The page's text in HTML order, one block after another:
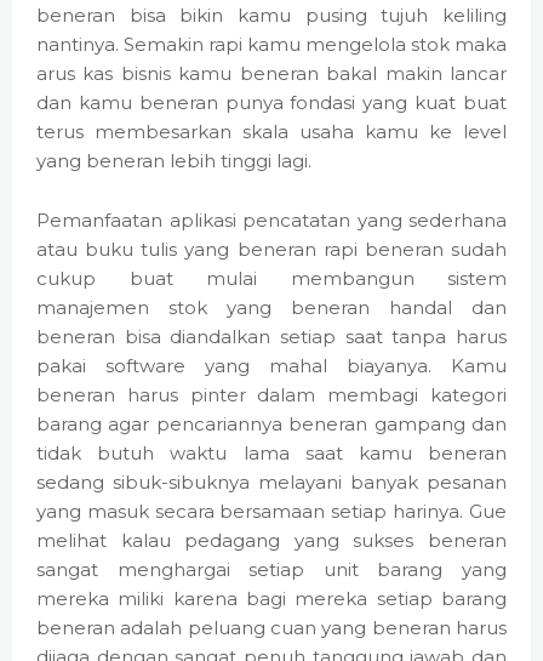
beneran bisa bikin kamu pusing tujuh keliling
nantinya. Semakin rapi kamu mengelola stok maka
arus kas bisnis kamu beneran bakal makin lancar
dan kamu beneran punya fondasi yang kuat buat
terus membesarkan skala usaha kamu ke level
yang beneran lebih tinggi lagi.
Pemanfaatan aplikasi pencatatan yang sederhana
atau buku tulis yang beneran rapi beneran sudah
cukup buat mulai membangun sistem
manajemen stok yang beneran handal dan
beneran bisa diandalkan setiap saat tanpa harus
pakai software yang mahal biayanya. Kamu
beneran harus pinter dalam membagi kategori
barang agar pencariannya beneran gampang dan
tidak butuh waktu lama saat kamu beneran
sedang sibuk-sibuknya melayani banyak pesanan
yang masuk secara bersamaan setiap harinya. Gue
melihat kalau pedagang yang sukses beneran
sangat menghargai setiap unit barang yang
mereka miliki karena bagi mereka setiap barang
beneran adalah peluang cuan yang beneran harus